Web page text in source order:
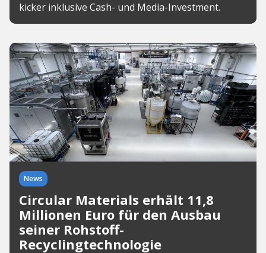
kicker inklusive Cash- und Media-Investment.
News
Circular Materials erhält 11,8
Millionen Euro für den Ausbau
seiner Rohstoff-
Recyclingtechnologie